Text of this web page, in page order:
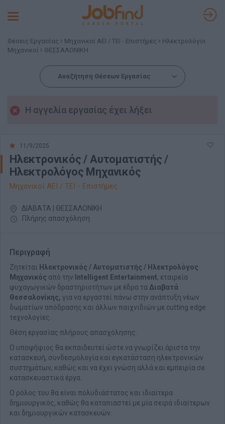
Toggle
Θέσεις Εργασίας Μηχανικοί ΑΕΙ / ΤΕΙ - Επιστήμες
Ηλεκτρολόγοι
Μηχανικοί
ΘΕΣΣΑΛΟΝΙΚΗ
Αναζήτηση Θέσεων Εργασίας
Η αγγελία εργασίας έχει λήξει
11/9/2025
Ηλεκτρονικός / Αυτοματιστής /
Ηλεκτρολόγος Μηχανικός
Μηχανικοί ΑΕΙ / ΤΕΙ - Επιστήμες
ΔΙΑΒΑΤΑ | ΘΕΣΣΑΛΟΝΙΚΗ
Πλήρης απασχόληση
Περιγραφή
Ζητείται Ηλεκτρονικός / Αυτοματιστής / Ηλεκτρολόγος
Μηχανικός από την Intelligent Entertainment, εταιρεία
ψυχαγωγικών δραστηριοτήτων με έδρα τα Διαβατά
Θεσσαλονίκης, για να εργαστεί πάνω στην ανάπτυξη νέων
δωματίων απόδρασης και άλλων παιχνιδιών με cutting edge
τεχνολογίες.
Θέση εργασίας πλήρους απασχόλησης.
O υποψήφιος θα εκπαιδευτεί ώστε να γνωρίζει άριστα την
κατασκευή, συνδεσμολογία και εγκατάσταση ηλεκτρονικών
συστημάτων, καθώς και να έχει γνώση αλλά και εμπειρία σε
κατασκευαστικά έργα.
Ο ρόλος του θα είναι πολυδιάστατος και ιδιαίτερα
δημιουργικός, καθώς θα καταπιαστεί με μία σειρά ιδιαίτερων
και δημιουργικών κατασκευών.